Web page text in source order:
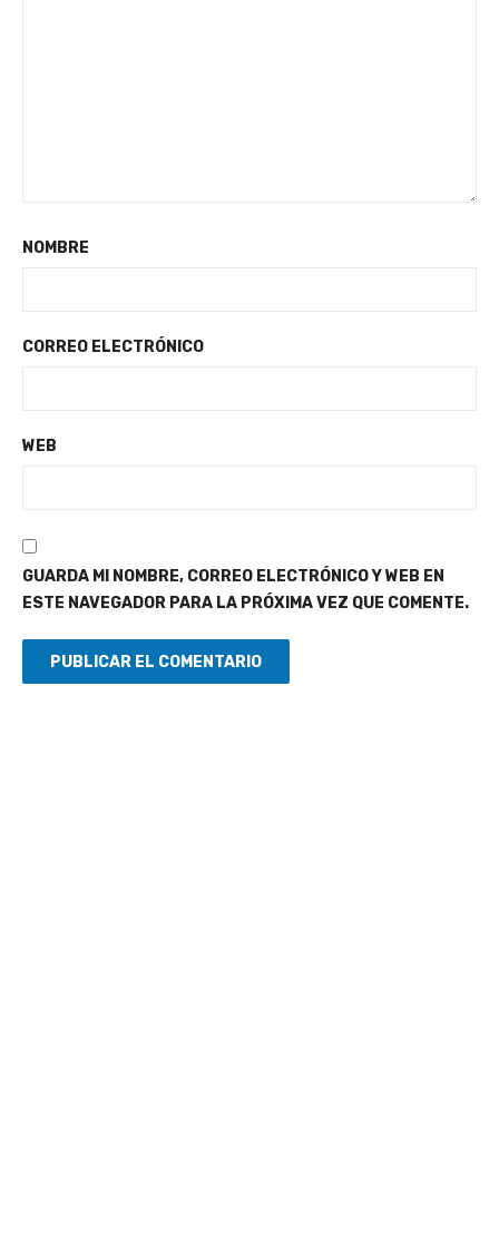
NOMBRE
CORREO ELECTRÓNICO
WEB
GUARDA MI NOMBRE, CORREO ELECTRÓNICO Y WEB EN
ESTE NAVEGADOR PARA LA PRÓXIMA VEZ QUE COMENTE.